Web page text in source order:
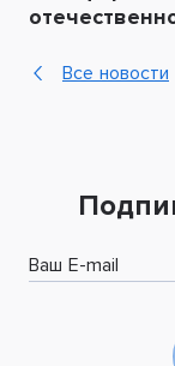
Все новости
Ваш E-mail